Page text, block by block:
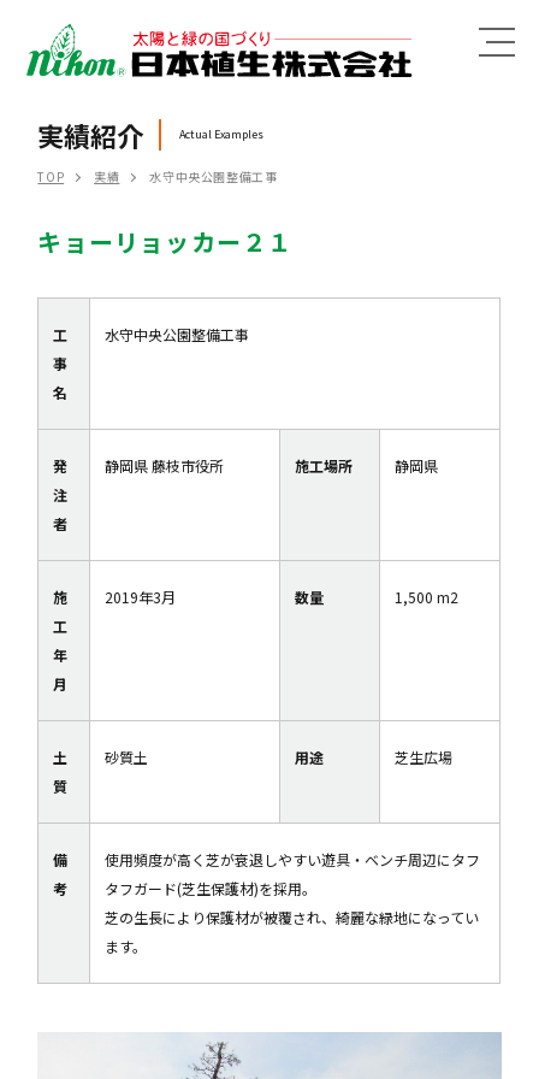
MENU
実績紹介 Actual Examples
TOP 実績 水守中央公園整備工事
キョーリョッカー２１
工
事
名
水守中央公園整備工事
発
注
者
静岡県 藤枝市役所 施工場所 静岡県
施
工
年
月
2019年3月 数量 1,500 m2
土
質
砂質土 用途 芝生広場
備
考
使用頻度が高く芝が衰退しやすい遊具・ベンチ周辺にタフ
タフガード(芝生保護材)を採用。
芝の生長により保護材が被覆され、綺麗な緑地になってい
ます。